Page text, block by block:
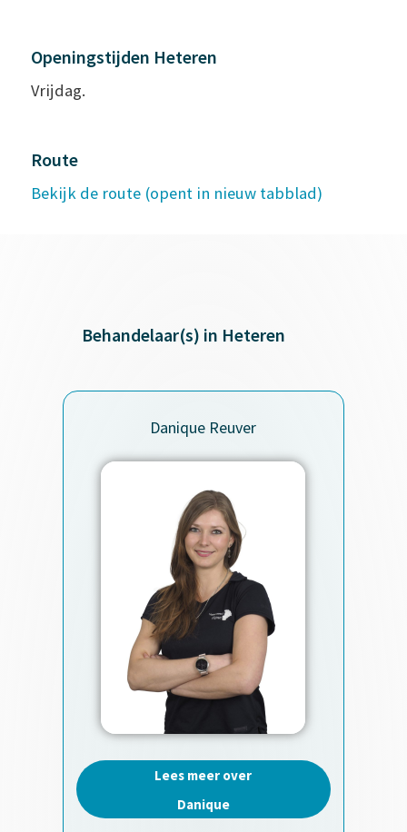
Openingstijden Heteren
Vrijdag.
Route
Bekijk de route (opent in nieuw tabblad)
Behandelaar(s) in Heteren
Danique Reuver
Lees meer over
Danique